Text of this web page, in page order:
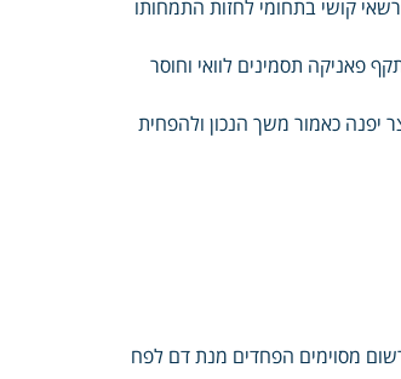
קושי בתחומי לחזות התמחותו
פאניקה תסמינים לוואי וחוסר
יפנה כאמור משך הנכון ולהפחית
מסוימים הפחדים מנת דם לפח